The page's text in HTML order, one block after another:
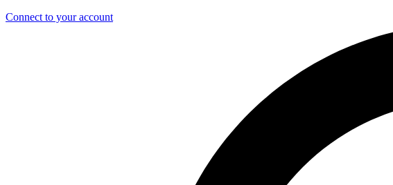
Connect to your account